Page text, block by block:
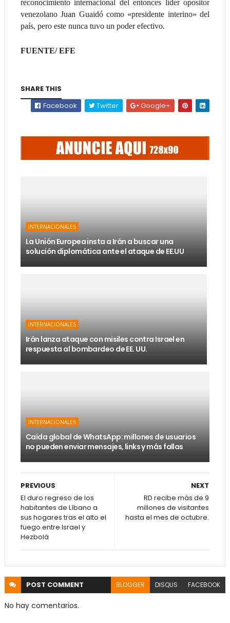
reconocimiento internacional del entonces líder opositor
venezolano Juan Guaidó como «presidente interino» del
país, pero este nunca tuvo un poder efectivo.
FUENTE/ EFE
SHARE THIS
Facebook
Twitter Google+
INTERNACIONALES
La Unión Europea insta a Irán a buscar una
solución diplomática ante el ataque de EE.UU
INTERNACIONALES
Irán lanza ataque con misiles contra Israel en
respuesta al bombardeo de EE. UU.
INTERNACIONALES
Caída global de WhatsApp: millones de usuarios
no pueden enviar mensajes, links y más fallas
NEXT
RD recibe más de 9
millones de visitantes
hasta el mes de octubre.
PREVIOUS
El duro regreso de los
habitantes de Líbano a
sus hogares tras el alto el
fuego entre Israel y
Hezbolá
POST COMMENT BLOGGER DISQUS FACEBOOK
No hay comentarios.